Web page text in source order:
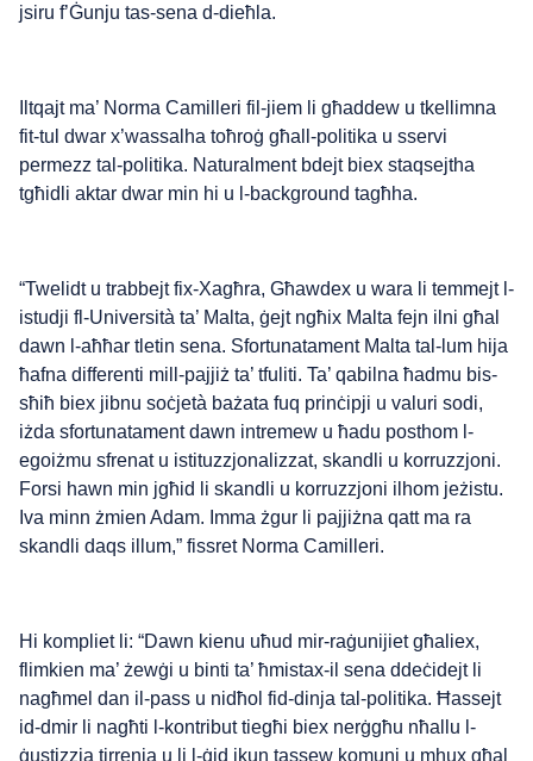
jsiru f’Ġunju tas-sena d-dieħla.
Iltqajt ma’ Norma Camilleri fil-jiem li għaddew u tkellimna
fit-tul dwar x’wassalha toħroġ għall-politika u sservi
permezz tal-politika. Naturalment bdejt biex staqsejtha
tgħidli aktar dwar min hi u l-background tagħha.
“Twelidt u trabbejt fix-Xagћra, Gћawdex u wara li temmejt l-
istudji fl-Università ta’ Malta, ġejt ngћix Malta fejn ilni għal
dawn l-aħħar tletin sena. Sfortunatament Malta tal-lum hija
ħafna differenti mill-pajjiż ta’ tfuliti. Ta’ qabilna ħadmu bis-
sħiħ biex jibnu soċjetà bażata fuq prinċipji u valuri sodi,
iżda sfortunatament dawn intremew u ħadu posthom l-
egoiżmu sfrenat u istituzzjonalizzat, skandli u korruzzjoni.
Forsi hawn min jgħid li skandli u korruzzjoni ilhom jeżistu.
Iva minn żmien Adam. Imma żgur li pajjiżna qatt ma ra
skandli daqs illum,” fissret Norma Camilleri.
Hi kompliet li: “Dawn kienu uħud mir-raġunijiet għaliex,
flimkien ma’ żewġi u binti ta’ ħmistax-il sena ddeċidejt li
nagħmel dan il-pass u nidħol fid-dinja tal-politika. Ħassejt
id-dmir li nagħti l-kontribut tiegħi biex nerġgħu nħallu l-
ġustizzja tirrenja u li l-ġid ikun tassew komuni u mhux għal